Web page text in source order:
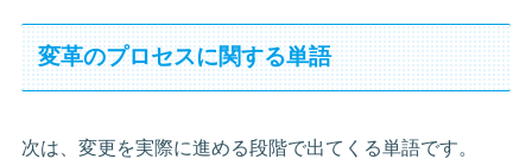
変革のプロセスに関する単語
次は、変更を実際に進める段階で出てくる単語です。